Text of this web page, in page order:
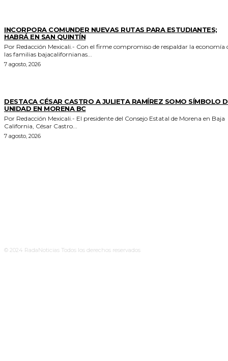
INCORPORA COMUNDER NUEVAS RUTAS PARA ESTUDIANTES;
HABRÁ EN SAN QUINTÍN
Por Redacción Mexicali.- Con el firme compromiso de respaldar la economía de
las familias bajacalifornianas...
7 agosto, 2026
DESTACA CÉSAR CASTRO A JULIETA RAMÍREZ SOMO SÍMBOLO
UNIDAD EN MORENA BC
Por Redacción Mexicali.- El presidente del Consejo Estatal de Morena en Baja
California, César Castro...
7 agosto, 2026
© 2024 RadaNoticias Todos los derechos reservados